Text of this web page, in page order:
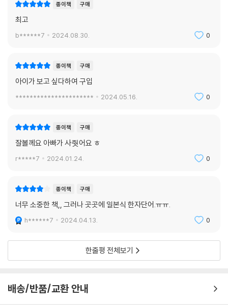
물질에서 양분을 만들어 내거나 화학 물질 자체로 양분을 만들어 낸다. 이
들이 만들어 낸 유기 물질은 지구에 존재하는 먹이 사슬의 나머지를 이루
는 균류, 동물, 그 밖의 수많은 미생물의 먹이가 된다.
살아 있는 몸에는 화학 에너지가 들어 있으며, 그 에너지를 배출하고 이용
해 생명 과정에 힘을 불어넣는 것이야말로 호흡의 화학 반응이 하는 일이
다. 일부 미생물은 산소 없이도 호흡할 수 있지만 몸집이 큰 생물은 산소를
3. 느끼고 감지하기
가장 단순한 미생물조차 주변 환경을 감지한다. 느낀다는 것은 생명체의
한다. 화학적 감각이 가장 단순할 테지만, 촉각과 빛 따위의 기본적인 감각
도 널리 이용된다.
운동은 생명체의 필수적인 특징 가운데 하나다. 작은 생물은 관절로 된 다
리를 이용해 달리거나 뛰어오르기도 하고 작은 날개를 파닥여 공중에 머물
뀌기도 하고 물질이 몸 안팎으로 드나들기도 한다.
종이책 구매
최고
b******7 2024.08.30. 0
종이책 구매
아이가 보고 싶다하여 구입
********************** 2024.05.16. 0
종이책 구매
잘볼께요 아빠가 사줫어요 ㅎ
r*****7 2024.01.24. 0
종이책 구매
너무 소중한 책,, 그러나 곳곳에 일본식 한자단어.ㅠㅠ.
h******7 2024.04.13. 0
한줄평 전체보기
배송/반품/교환 안내